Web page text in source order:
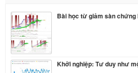
Bài học từ giảm sàn chứng
Khởi nghiệp: Tư duy như